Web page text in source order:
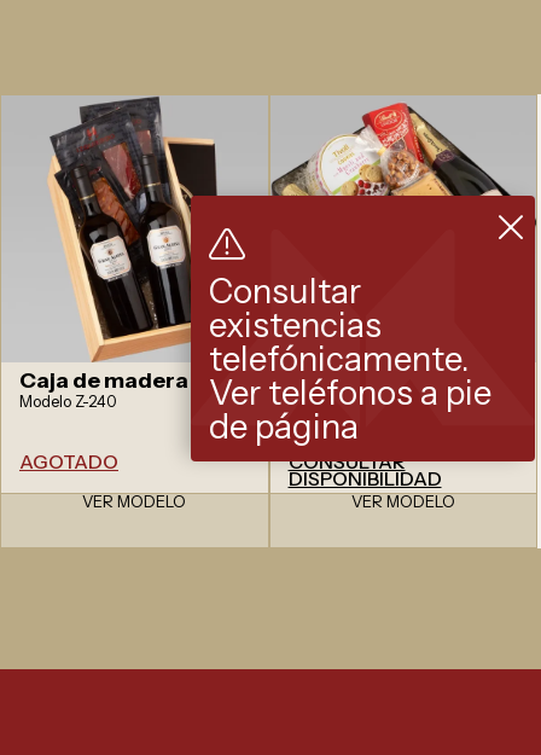
Caja de madera
Modelo Z-240
AGOTADO
VER MODELO
Estuche metálico
Modelo ZM-16
CONSULTAR
DISPONIBILIDAD
VER MODELO
Consultar
existencias
telefónicamente.
Ver teléfonos a pie
de página